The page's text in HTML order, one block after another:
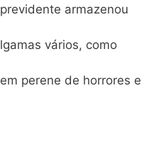
armazenou
vários, como
perene de horrores e